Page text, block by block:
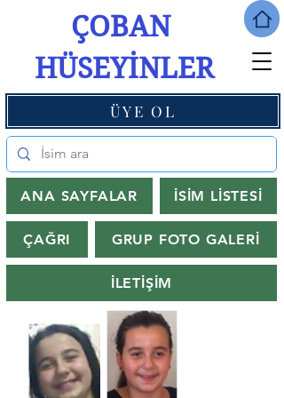
ÇOBAN
HÜSEYİNLER
ANA SAYFALAR İSİM LİSTESİ
ÇAĞRI GRUP FOTO GALERİ
İLETİŞİM
ÜYE OL